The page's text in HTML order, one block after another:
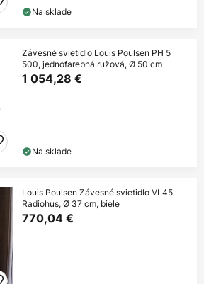
Na sklade
Závesné svietidlo Louis Poulsen PH 5
500, jednofarebná ružová, Ø 50 cm
1 054,28 €
Na sklade
Louis Poulsen Závesné svietidlo VL45
Radiohus, Ø 37 cm, biele
770,04 €